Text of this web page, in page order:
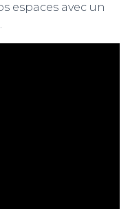
espaces avec un